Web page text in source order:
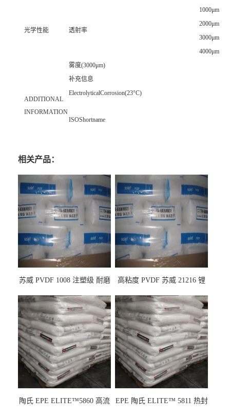
光学性能 透射率
1000μm
2000μm
3000μm
4000μm
雾度(3000μm)
ADDITIONAL
INFORMATION
补充信息
ElectrolyticalCorrosion(23°C)
ISOShortname
相关产品：
苏威 PVDF 1008 注塑级 耐磨
龙
高粘度 PVDF 苏威 21216 锂
陶氏 EPE ELITE™5860 高流
EPE 陶氏 ELITE™ 5811 热封